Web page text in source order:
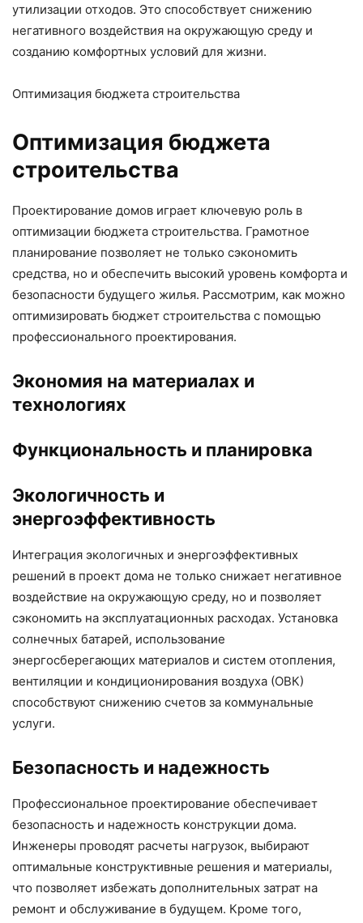
утилизации отходов. Это способствует снижению
негативного воздействия на окружающую среду и
созданию комфортных условий для жизни.
Оптимизация бюджета строительства
Оптимизация бюджета
строительства
Проектирование домов играет ключевую роль в
оптимизации бюджета строительства. Грамотное
планирование позволяет не только сэкономить
средства, но и обеспечить высокий уровень комфорта и
безопасности будущего жилья. Рассмотрим, как можно
оптимизировать бюджет строительства с помощью
профессионального проектирования.
Экономия на материалах и
технологиях
Функциональность и планировка
Экологичность и
энергоэффективность
Интеграция экологичных и энергоэффективных
решений в проект дома не только снижает негативное
воздействие на окружающую среду, но и позволяет
сэкономить на эксплуатационных расходах. Установка
солнечных батарей, использование
энергосберегающих материалов и систем отопления,
вентиляции и кондиционирования воздуха (ОВК)
способствуют снижению счетов за коммунальные
услуги.
Безопасность и надежность
Профессиональное проектирование обеспечивает
безопасность и надежность конструкции дома.
Инженеры проводят расчеты нагрузок, выбирают
оптимальные конструктивные решения и материалы,
что позволяет избежать дополнительных затрат на
ремонт и обслуживание в будущем. Кроме того,